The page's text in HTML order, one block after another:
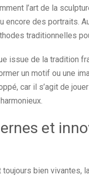
l’art de la
des portraits.
traditionnelles
issue de la tradition
un motif ou une
car il s’agit de
et
bien vivantes,